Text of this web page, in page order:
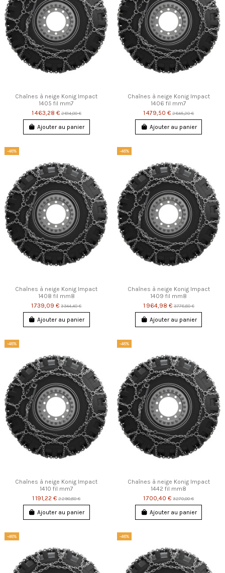
Chaînes à neige Konig Impact
1405 fil mm7
1 463,28 €2 814,00 €
Ajouter au panier
Chaînes à neige Konig Impact
1406 fil mm7
1 479,50 €2 845,20 €
Ajouter au panier
-48%
Chaînes à neige Konig Impact
1408 fil mm8
1 739,09 €3 344,40 €
Ajouter au panier
-48%
Chaînes à neige Konig Impact
1409 fil mm8
1 964,98 €3 778,80 €
Ajouter au panier
-48%
Chaînes à neige Konig Impact
1410 fil mm7
1 191,22 €2 290,80 €
Ajouter au panier
-48%
Chaînes à neige Konig Impact
1442 fil mm8
1 700,40 €3 270,00 €
Ajouter au panier
-48% -48%